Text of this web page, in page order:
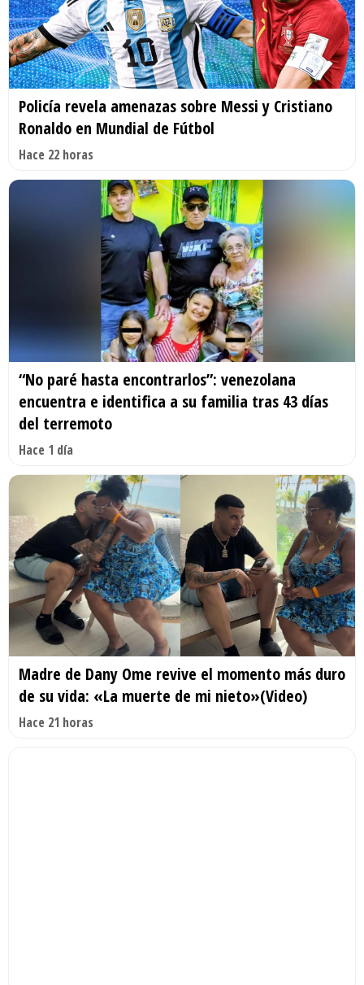
Policía revela amenazas sobre Messi y Cristiano
Ronaldo en Mundial de Fútbol
Hace 22 horas
“No paré hasta encontrarlos”: venezolana
encuentra e identifica a su familia tras 43 días
del terremoto
Hace 1 día
Madre de Dany Ome revive el momento más duro
de su vida: «La muerte de mi nieto»(Video)
Hace 21 horas